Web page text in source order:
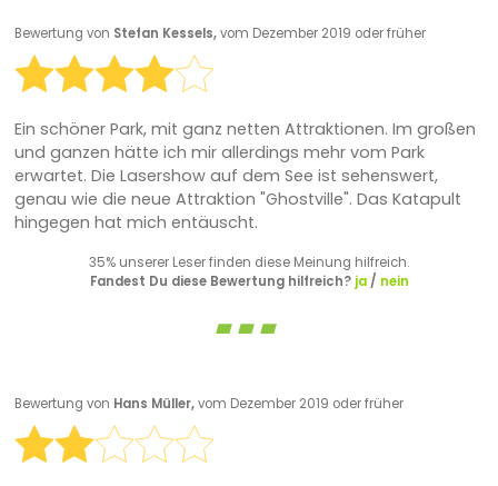
Bewertung von Stefan Kessels,vom Dezember 2019 oder früher
Ein schöner Park, mit ganz netten Attraktionen. Im großen
und ganzen hätte ich mir allerdings mehr vom Park
erwartet. Die Lasershow auf dem See ist sehenswert,
genau wie die neue Attraktion "Ghostville". Das Katapult
hingegen hat mich entäuscht.
35% unserer Leser finden diese Meinung hilfreich.
Fandest Du diese Bewertung hilfreich? ja/ nein
Bewertung von Hans Müller,vom Dezember 2019 oder früher